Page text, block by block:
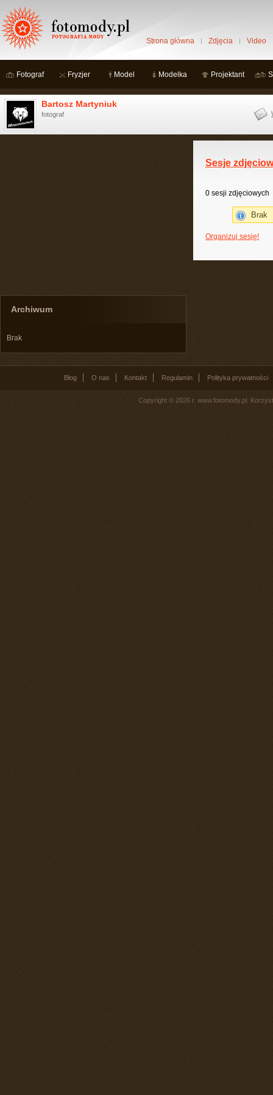
Strona główna Zdjęcia Video
Fotograf Fryzjer Model Modelka Projektant
Bartosz Martyniuk
fotograf
Archiwum
Brak
Sesje
0 sesji zdjęciowych
Brak
Organizuj sesję!
Blog O nas Kontakt Regulamin Polityka prywatności
Copyright © 2026 r. www.fotomody.pl.